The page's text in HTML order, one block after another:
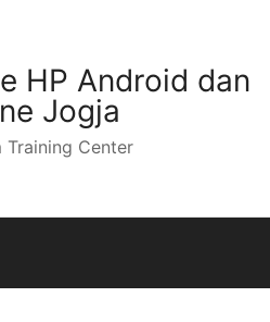
HP Android dan
Jogja
Training Center